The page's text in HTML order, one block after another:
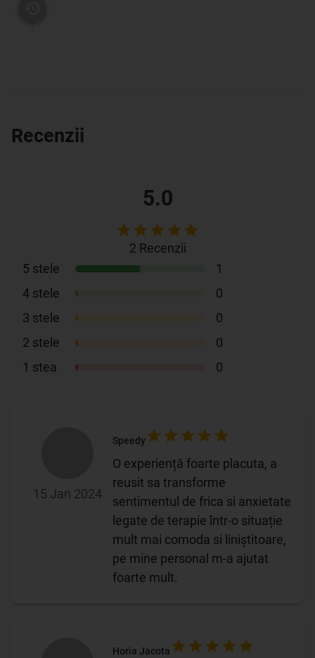
Recenzii
5.0
2 Recenzii
5 stele
1
4 stele
0
3 stele
0
2 stele
0
1 stea 0
15 Jan 2024
Speedy
O experiență foarte placuta, a
reusit sa transforme
sentimentul de frica si anxietate
legate de terapie într-o situație
mult mai comoda si liniștitoare,
pe mine personal m-a ajutat
foarte mult.
Horia Jacota